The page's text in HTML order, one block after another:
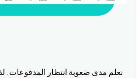
نعلم مدى صعوبة انتظار المدفوعات.